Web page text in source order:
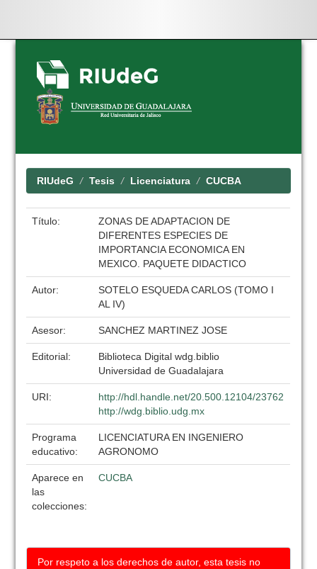
Skip
navigation
RIUdeG Tesis Licenciatura CUCBA
Título:
ZONAS DE ADAPTACION DE
DIFERENTES ESPECIES DE
IMPORTANCIA ECONOMICA EN
MEXICO. PAQUETE DIDACTICO
Autor:
SOTELO ESQUEDA CARLOS (TOMO I
AL IV)
Asesor: SANCHEZ MARTINEZ JOSE
Editorial:
Biblioteca Digital wdg.biblio
Universidad de Guadalajara
URI:
http://hdl.handle.net/20.500.12104/23762
http://wdg.biblio.udg.mx
Programa
educativo:
LICENCIATURA EN INGENIERO
AGRONOMO
Aparece en
las
colecciones:
CUCBA
Por respeto a los derechos de autor, esta tesis no